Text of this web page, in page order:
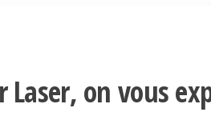
Laser, on vous